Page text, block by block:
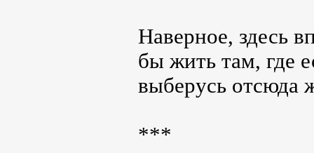
Наверное, здесь
бы жить там, где
выберусь отсюда
***